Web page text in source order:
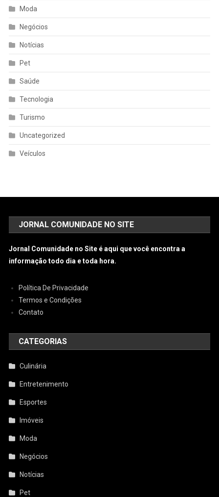
Moda
Negócios
Notícias
Pet
Saúde
Tecnologia
Turismo
Uncategorized
Veículos
JORNAL COMUNIDADE NO SITE
Jornal Comunidade no Site é aqui que você encontra a
informação todo dia e toda hora.
Política De Privacidade
Termos e Condições
Contato
CATEGORIAS
Culinária
Entretenimento
Esportes
Imóveis
Moda
Negócios
Notícias
Pet